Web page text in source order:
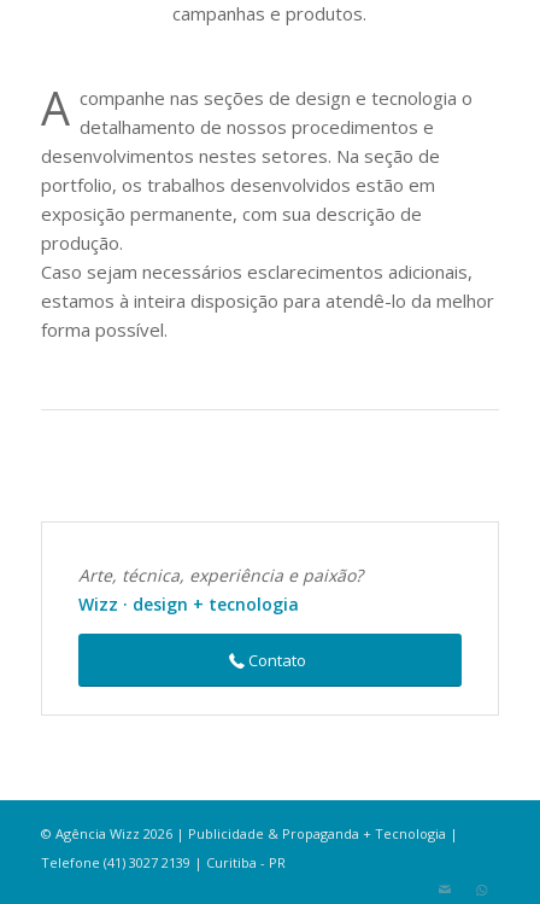
campanhas e produtos.
A companhe nas seções de design e tecnologia o
detalhamento de nossos procedimentos e
desenvolvimentos nestes setores. Na seção de
portfolio, os trabalhos desenvolvidos estão em
exposição permanente, com sua descrição de
produção.
Caso sejam necessários esclarecimentos adicionais,
estamos à inteira disposição para atendê-lo da melhor
forma possível.
Arte, técnica, experiência e paixão?
Wizz · design + tecnologia
Contato
© Agência Wizz 2026 | Publicidade & Propaganda + Tecnologia |
Telefone (41) 3027 2139 | Curitiba - PR